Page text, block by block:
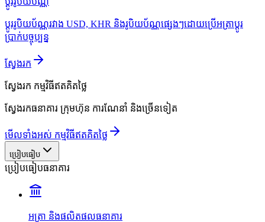
ប្ដូររូបិយប័ណ្ណរវាង USD, KHR និងរូបិយប័ណ្ណផ្សេងៗដោយប្រើអត្រាប្ដូរ
ប្រាក់បច្ចុប្បន្ន
ស្វែងរក
ស្វែងរក កម្មវិធីឥតគិតថ្លៃ
ស្វែងរកធនាគារ ក្រុមហ៊ុន ការណែនាំ និងច្រើនទៀត
មើលទាំងអស់ កម្មវិធីឥតគិតថ្លៃ
ប្រៀបធៀប
ប្រៀបធៀបធនាគារ
អត្រា និងផលិតផលធនាគារ